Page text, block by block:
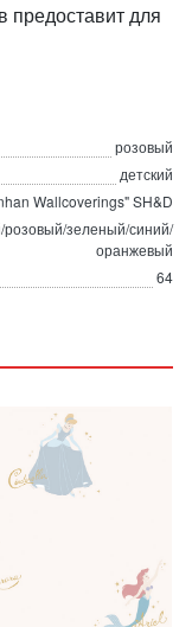
предоставит для
розовый
детский
Wallcoverings" SH&D
розовый/зеленый/синий/
оранжевый
64